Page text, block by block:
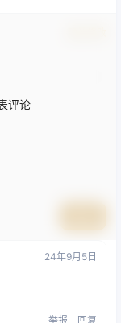
评论
24年9月5日
举报 回复